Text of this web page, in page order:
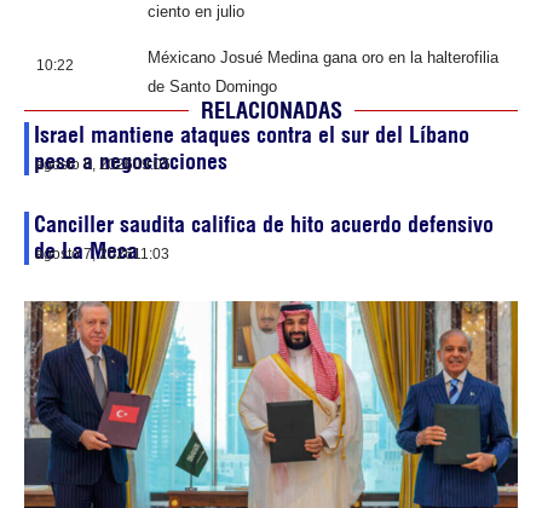
ciento en julio
10:22
Méxicano Josué Medina gana oro en la halterofilia
de Santo Domingo
RELACIONADAS
Israel mantiene ataques contra el sur del Líbano
pese a negociaciones
agosto 8, 202609:05
Canciller saudita califica de hito acuerdo defensivo
de La Meca
agosto 7, 202611:03